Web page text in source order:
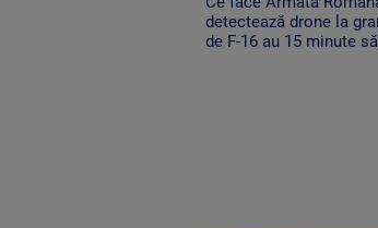
detectează drone la
de F-16 au 15 minute